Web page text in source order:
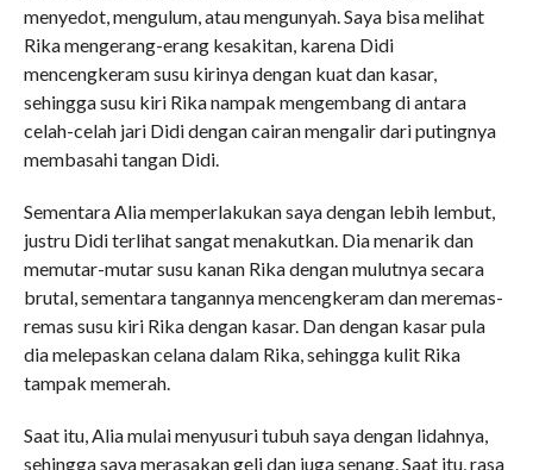
menyedot, mengulum, atau mengunyah. Saya bisa melihat
Rika mengerang-erang kesakitan, karena Didi
mencengkeram susu kirinya dengan kuat dan kasar,
sehingga susu kiri Rika nampak mengembang di antara
celah-celah jari Didi dengan cairan mengalir dari putingnya
membasahi tangan Didi.
Sementara Alia memperlakukan saya dengan lebih lembut,
justru Didi terlihat sangat menakutkan. Dia menarik dan
memutar-mutar susu kanan Rika dengan mulutnya secara
brutal, sementara tangannya mencengkeram dan meremas-
remas susu kiri Rika dengan kasar. Dan dengan kasar pula
dia melepaskan celana dalam Rika, sehingga kulit Rika
tampak memerah.
Saat itu, Alia mulai menyusuri tubuh saya dengan lidahnya,
sehingga saya merasakan geli dan juga senang. Saat itu, rasa